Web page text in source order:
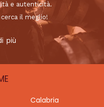
e autenticità.
il meglio!
più
Calabria